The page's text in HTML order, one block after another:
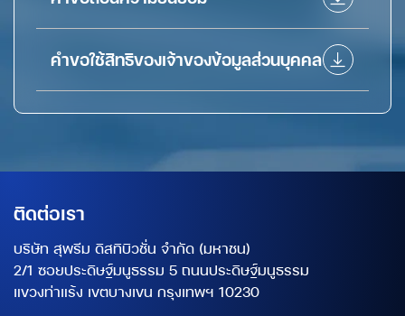
คำขอใช้สิทธิของเจ้าของข้อมูลส่วนบุคคล
ติดต่อเรา
บริษัท สุพรีม ดิสทิบิวชั่น จำกัด (มหาชน)
2/1 ซอยประดิษฐ์มนูธรรม 5 ถนนประดิษฐ์มนูธรรม
แขวงท่าแร้ง เขตบางเขน กรุงเทพฯ 10230